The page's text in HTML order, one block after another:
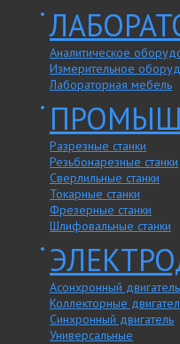
Аналитическое
Измерительное
Лабораторная мебель
Разрезные станки
Резьбонарезные станки
Сверлильные станки
Токарные станки
Фрезерные станки
Шлифовальные станки
Асонхронный двигатель
Коллекторные
Синхронный двигатель
Универсальные